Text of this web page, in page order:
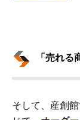
「売れ
そして、産創